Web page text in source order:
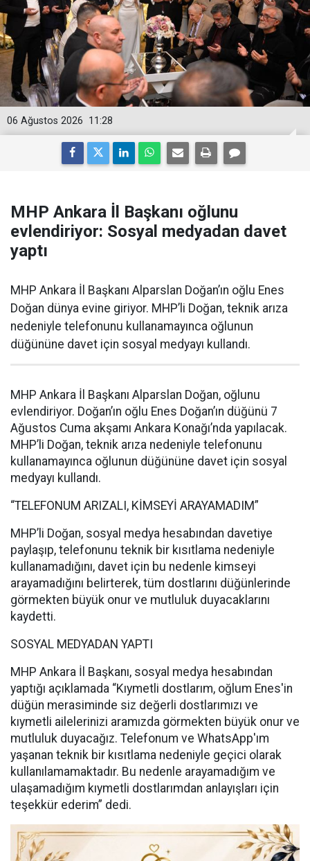
11:28
06 Ağustos 2026
MHP Ankara İl Başkanı oğlunu
evlendiriyor: Sosyal medyadan davet
yaptı
MHP Ankara İl Başkanı Alparslan Doğan’ın oğlu Enes
Doğan dünya evine giriyor. MHP’li Doğan, teknik arıza
nedeniyle telefonunu kullanamayınca oğlunun
düğününe davet için sosyal medyayı kullandı.
MHP Ankara İl Başkanı Alparslan Doğan, oğlunu
evlendiriyor. Doğan’ın oğlu Enes Doğan’ın düğünü 7
Ağustos Cuma akşamı Ankara Konağı’nda yapılacak.
MHP’li Doğan, teknik arıza nedeniyle telefonunu
kullanamayınca oğlunun düğününe davet için sosyal
medyayı kullandı.
“TELEFONUM ARIZALI, KİMSEYİ ARAYAMADIM”
MHP’li Doğan, sosyal medya hesabından davetiye
paylaşıp, telefonunu teknik bir kısıtlama nedeniyle
kullanamadığını, davet için bu nedenle kimseyi
arayamadığını belirterek, tüm dostlarını düğünlerinde
görmekten büyük onur ve mutluluk duyacaklarını
kaydetti.
SOSYAL MEDYADAN YAPTI
MHP Ankara İl Başkanı, sosyal medya hesabından
yaptığı açıklamada “Kıymetli dostlarım, oğlum Enes'in
düğün merasiminde siz değerli dostlarımızı ve
kıymetli ailelerinizi aramızda görmekten büyük onur ve
mutluluk duyacağız. Telefonum ve WhatsApp'ım
yaşanan teknik bir kısıtlama nedeniyle geçici olarak
kullanılamamaktadır. Bu nedenle arayamadığım ve
ulaşamadığım kıymetli dostlarımdan anlayışları için
teşekkür ederim” dedi.